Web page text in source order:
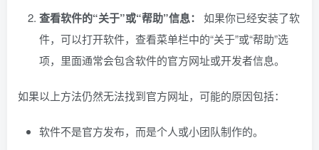
查看软件的“关于”或“帮助”信息：
如果你已经安装了软
件，可以打开软件，查看菜单栏中的“关于”或“帮助”选
项，里面通常会包含软件的官方网址或开发者信息。
如果以上方法仍然无法找到官方网址，可能的原因包括：
软件不是官方发布，而是个人或小团队制作的。